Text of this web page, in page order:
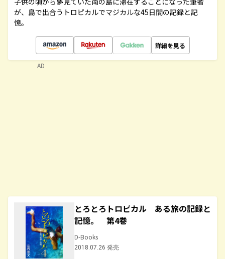
が、島で出合うトロピカルでマジカルな45日間の記録と記
憶。
詳細を見る
とろとろトロピカル ある旅の記録と
記憶。 第4巻
D-Books
2018.07.26 発売
AD